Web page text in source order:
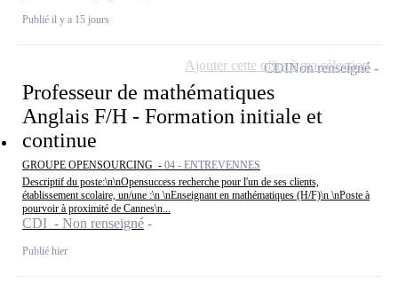
Publié il y a 15 jours
Professeur de mathématiques
Anglais F/H - Formation initiale et
continue
GROUPE OPENSOURCING - 04 - ENTREVENNES
Descriptif du poste:\n\nOpensuccess recherche pour l'un de ses clients,
établissement scolaire, un/une :\n \nEnseignant en mathématiques (H/F)\n \nPoste à
pourvoir à proximité de Cannes\n...
CDI - Non renseigné
Publié hier
CDINon renseigné
Ajouter cette offre à ma sélection